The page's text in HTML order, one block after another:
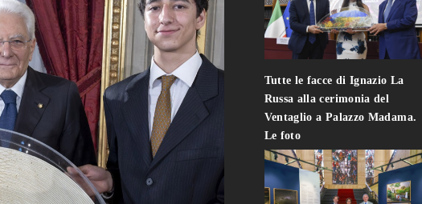
Tutte le facce di Ignazio La
Russa alla cerimonia del
Ventaglio a Palazzo Madama.
Le foto